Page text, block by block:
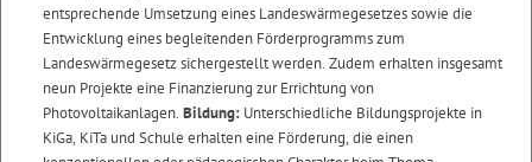
entsprechende Umsetzung eines Landeswärmegesetzes sowie die
Entwicklung eines begleitenden Förderprogramms zum
Landeswärmegesetz sichergestellt werden. Zudem erhalten insgesamt
neun Projekte eine Finanzierung zur Errichtung von
Photovoltaikanlagen. Bildung: Unterschiedliche Bildungsprojekte in
KiGa, KiTa und Schule erhalten eine Förderung, die einen